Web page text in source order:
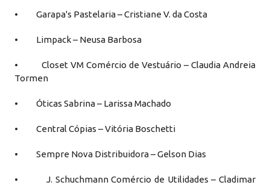
• Garapa's Pastelaria – Cristiane V. da Costa
• Limpack – Neusa Barbosa
• Closet VM Comércio de Vestuário – Claudia Andreia
Tormen
• Óticas Sabrina – Larissa Machado
• Central Cópias – Vitória Boschetti
• Sempre Nova Distribuidora – Gelson Dias
• J. Schuchmann Comércio de Utilidades – Cladimar